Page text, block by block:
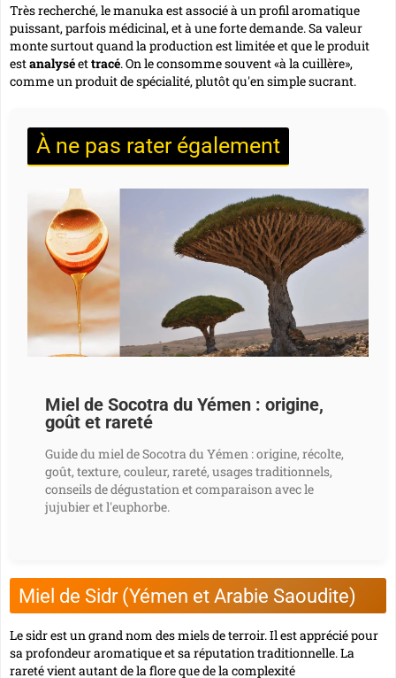
Très recherché, le manuka est associé à un profil aromatique
puissant, parfois médicinal, et à une forte demande. Sa valeur
monte surtout quand la production est limitée et que le produit
estanalyséettracé. On le consomme souvent «à la cuillère»,
comme un produit de spécialité, plutôt qu'en simple sucrant.
À ne pas rater également
Miel de Socotra du Yémen : origine,
goût et rareté
Guide du miel de Socotra du Yémen : origine, récolte,
goût, texture, couleur, rareté, usages traditionnels,
conseils de dégustation et comparaison avec le
jujubier et l'euphorbe.
Miel de Sidr (Yémen et Arabie Saoudite)
Le sidr est un grand nom des miels de terroir. Il est apprécié pour
sa profondeur aromatique et sa réputation traditionnelle. La
rareté vient autant de la flore que de la complexité